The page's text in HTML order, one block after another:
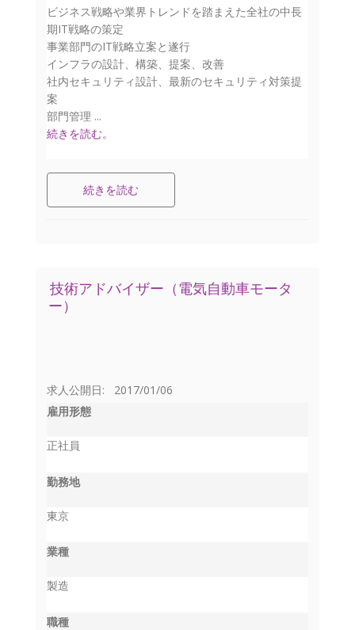
ビジネス戦略や業界トレンドを踏まえた全社の中長
期IT戦略の策定
事業部門のIT戦略立案と遂行
インフラの設計、構築、提案、改善
社内セキュリティ設計、最新のセキュリティ対策提
案
部門管理 ...
続きを読む。
続きを読む
技術アドバイザー（電気自動車モータ
ー）
求人公開日: 2017/01/06
雇用形態
正社員
勤務地
東京
業種
製造
職種